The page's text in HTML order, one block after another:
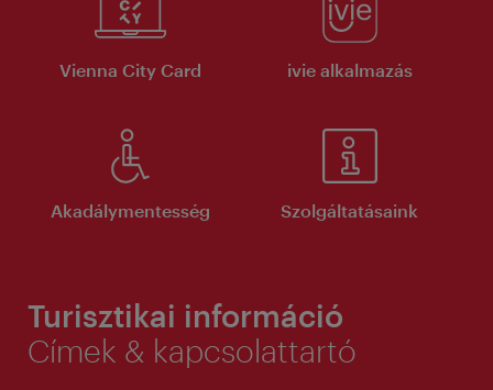
Vienna City Card ivie alkalmazás
Akadálymentesség Szolgáltatásaink
Turisztikai információ
Címek & kapcsolattartó